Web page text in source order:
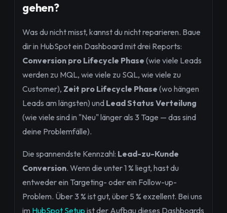
gehen?
Was du nicht misst, kannst du nicht reparieren. Baue
dir in HubSpot ein Dashboard mit drei Reports:
Conversion pro Lifecycle Phase (wie viele Leads
werden zu MQL, wie viele zu SQL, wie viele zu
Customer), Zeit pro Lifecycle Phase (wo hängen
Leads am längsten) und Lead Status Verteilung
(wie viele sind in "Neu" länger als 3 Tage — das sind
deine Problemfälle).
Die spannendste Kennzahl: Lead-zu-Kunde
Conversion. Wenn die unter 1 % liegt, hast du
entweder ein Targeting- oder ein Follow-up-
Problem. Über 3 % ist gut, über 5 % exzellent. Bei uns
im HubSpot Setup ist der Aufbau dieses Dashboards